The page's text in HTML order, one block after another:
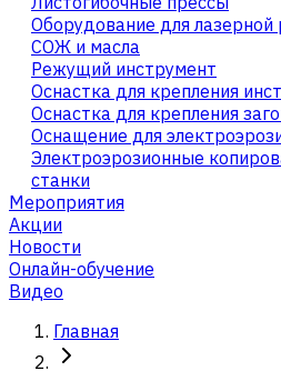
Оборудование для лазерной
СОЖ и масла
Режущий инструмент
Оснастка для крепления
Оснастка для крепления
Оснащение для
Электроэрозионные
станки
Мероприятия
Акции
Новости
Онлайн-обучение
Видео
Главная